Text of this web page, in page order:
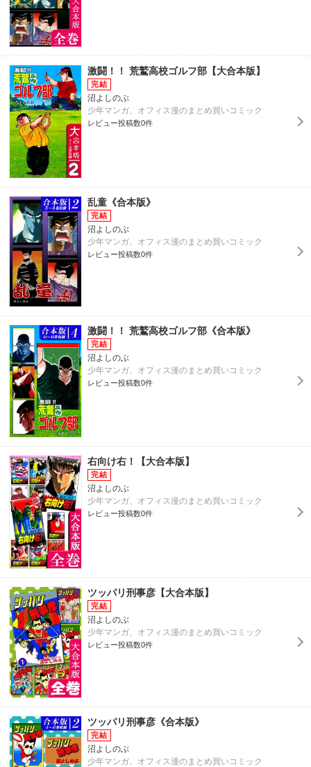
激闘！！ 荒鷲高校ゴルフ部【大合本版】
沼よしのぶ
少年マンガ、オフィス漫のまとめ買いコミック
レビュー投稿数0件
乱童《合本版》
沼よしのぶ
少年マンガ、オフィス漫のまとめ買いコミック
レビュー投稿数0件
激闘！！ 荒鷲高校ゴルフ部《合本版》
沼よしのぶ
少年マンガ、オフィス漫のまとめ買いコミック
レビュー投稿数0件
右向け右！【大合本版】
沼よしのぶ
少年マンガ、オフィス漫のまとめ買いコミック
レビュー投稿数0件
ツッパリ刑事彦【大合本版】
沼よしのぶ
少年マンガ、オフィス漫のまとめ買いコミック
レビュー投稿数0件
ツッパリ刑事彦《合本版》
沼よしのぶ
少年マンガ、オフィス漫のまとめ買いコミック